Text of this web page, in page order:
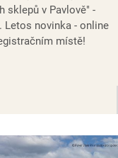
sklepů v Pavlově" -
Letos novinka - online
místě!